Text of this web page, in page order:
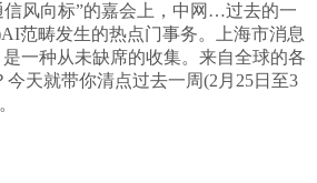
风向标”的嘉会上，中网…过去的一
范畴发生的热点门事务。上海市消息
一种从未缺席的收集。来自全球的各
天就带你清点过去一周(2月25日至3